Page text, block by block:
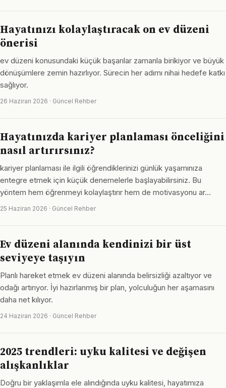
Hayatınızı kolaylaştıracak on ev düzeni
önerisi
ev düzeni konusundaki küçük başarılar zamanla birikiyor ve büyük
dönüşümlere zemin hazırlıyor. Sürecin her adımı nihai hedefe katkı
sağlıyor.
26 Haziran 2026 · Güncel Rehber
Hayatınızda kariyer planlaması önceliğini
nasıl artırırsınız?
kariyer planlaması ile ilgili öğrendiklerinizi günlük yaşamınıza
entegre etmek için küçük denemelerle başlayabilirsiniz. Bu
yöntem hem öğrenmeyi kolaylaştırır hem de motivasyonu ar…
25 Haziran 2026 · Güncel Rehber
Ev düzeni alanında kendinizi bir üst
seviyeye taşıyın
Planlı hareket etmek ev düzeni alanında belirsizliği azaltıyor ve
odağı artırıyor. İyi hazırlanmış bir plan, yolculuğun her aşamasını
daha net kılıyor.
24 Haziran 2026 · Güncel Rehber
2025 trendleri: uyku kalitesi ve değişen
alışkanlıklar
Doğru bir yaklaşımla ele alındığında uyku kalitesi, hayatımıza